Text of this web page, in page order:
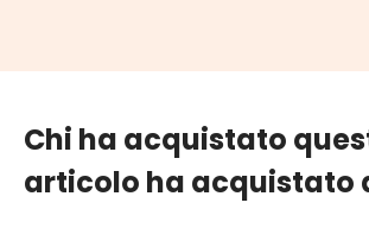
Chi ha acquistato
articolo ha acquistato